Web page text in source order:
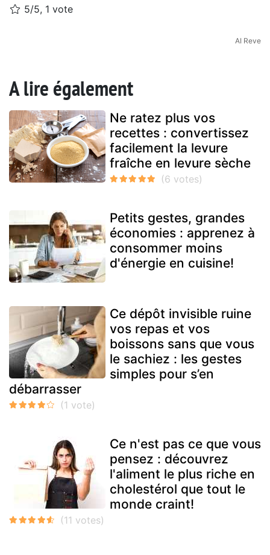
5/5, 1 vote
AI Reve
A lire également
Ne ratez plus vos
recettes : convertissez
facilement la levure
fraîche en levure sèche
Petits gestes, grandes
économies : apprenez à
consommer moins
d'énergie en cuisine!
Ce dépôt invisible ruine
vos repas et vos
boissons sans que vous
le sachiez : les gestes
simples pour s’en
débarrasser
Ce n'est pas ce que vous
pensez : découvrez
l'aliment le plus riche en
cholestérol que tout le
monde craint!